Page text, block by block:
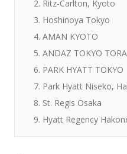
2. Ritz-Carlton, Kyoto
3. Hoshinoya Tokyo
4. AMAN KYOTO
5. ANDAZ TOKYO
6. PARK HYATT TOKYO
7. Park Hyatt Niseko,
8. St. Regis Osaka
9. Hyatt Regency